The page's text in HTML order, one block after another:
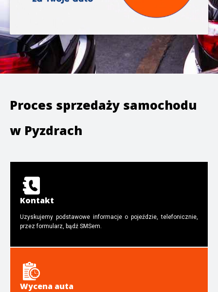
Proces sprzedaży samochodu
w Pyzdrach
Kontakt
Uzyskujemy podstawowe informacje o pojeździe, telefonicznie,
przez formularz, bądź SMSem.
Wycena auta